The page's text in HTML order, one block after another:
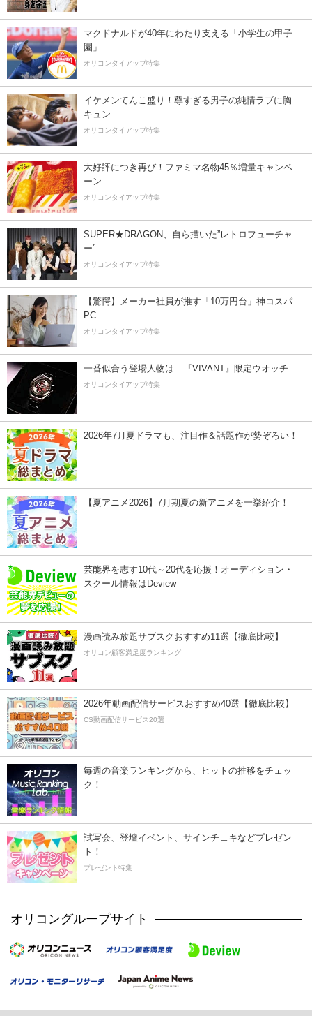
マクドナルドが40年にわたり支える「小学生の甲子
園」
オリコンタイアップ特集
イケメンてんこ盛り！尊すぎる男子の純情ラブに胸
キュン
オリコンタイアップ特集
大好評につき再び！ファミマ名物45％増量キャンペ
ーン
オリコンタイアップ特集
SUPER★DRAGON、自ら描いた”レトロフューチャ
ー”
オリコンタイアップ特集
【驚愕】メーカー社員が推す「10万円台」神コスパ
PC
オリコンタイアップ特集
一番似合う登場人物は…『VIVANT』限定ウオッチ
オリコンタイアップ特集
2026年7月夏ドラマも、注目作＆話題作が勢ぞろい！
【夏アニメ2026】7月期夏の新アニメを一挙紹介！
芸能界を志す10代～20代を応援！オーディション・
スクール情報はDeview
漫画読み放題サブスクおすすめ11選【徹底比較】
オリコン顧客満足度ランキング
2026年動画配信サービスおすすめ40選【徹底比較】
CS動画配信サービス20選
毎週の音楽ランキングから、ヒットの推移をチェッ
ク！
試写会、登壇イベント、サインチェキなどプレゼン
ト！
プレゼント特集
オリコングループサイト